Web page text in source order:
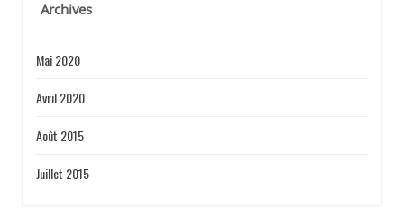
Archives
Mai 2020
Avril 2020
Août 2015
Juillet 2015